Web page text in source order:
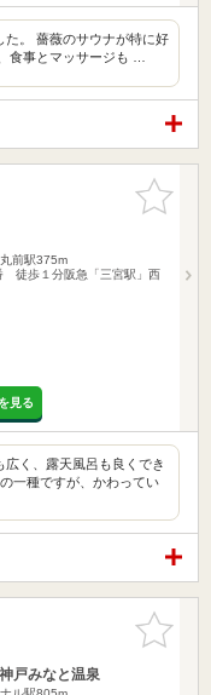
た。 薔薇のサウナが特に好
食事とマッサージも …
お気に入
りに追加
前駅375m
徒歩１分阪急「三宮駅」西
見る
く、露天風呂も良くでき
一種ですが、かわってい
お気に入
りに追加
戸みなと温泉